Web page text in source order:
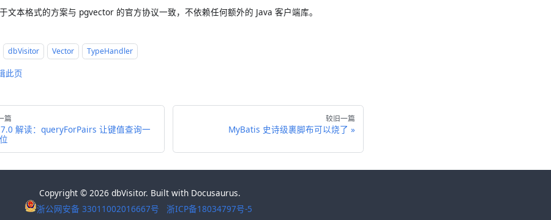
文本格式的方案与 pgvector 的官方协议一致，不依赖任何额外的 Java 客户端库。
dbVisitor Vector TypeHandler
此页
篇
解读：queryForPairs 让键值查询一
较旧一篇
MyBatis 史诗级裹脚布可以烧了
Copyright © 2026 dbVisitor. Built with Docusaurus.
浙公网安备 33011002016667号
浙ICP备18034797号-5